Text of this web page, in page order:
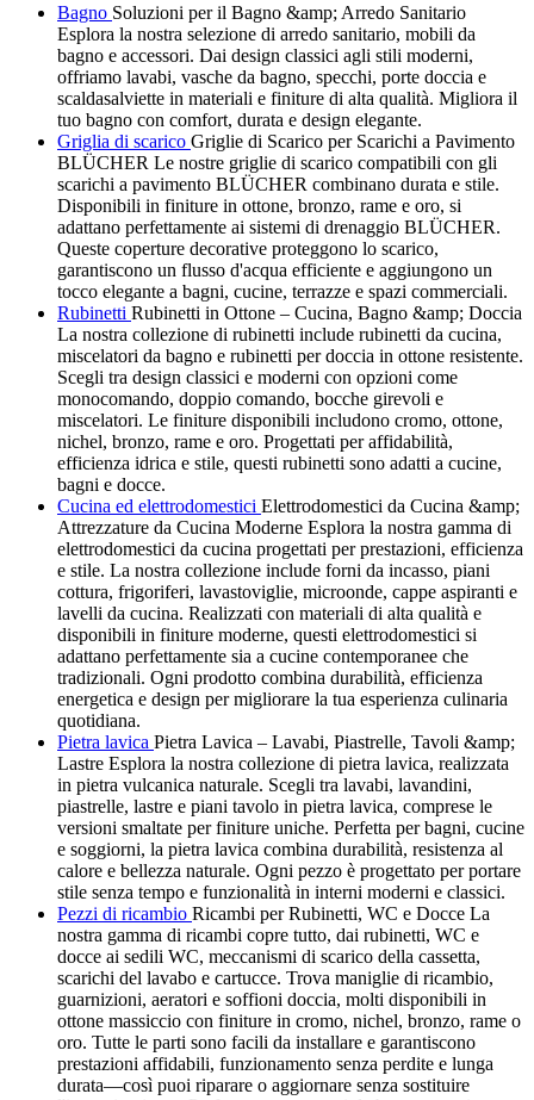
Bagno Soluzioni per il Bagno &amp; Arredo Sanitario
Esplora la nostra selezione di arredo sanitario, mobili da
bagno e accessori. Dai design classici agli stili moderni,
offriamo lavabi, vasche da bagno, specchi, porte doccia e
scaldasalviette in materiali e finiture di alta qualità. Migliora il
tuo bagno con comfort, durata e design elegante.
Griglia di scarico Griglie di Scarico per Scarichi a Pavimento
BLÜCHER Le nostre griglie di scarico compatibili con gli
scarichi a pavimento BLÜCHER combinano durata e stile.
Disponibili in finiture in ottone, bronzo, rame e oro, si
adattano perfettamente ai sistemi di drenaggio BLÜCHER.
Queste coperture decorative proteggono lo scarico,
garantiscono un flusso d'acqua efficiente e aggiungono un
tocco elegante a bagni, cucine, terrazze e spazi commerciali.
Rubinetti Rubinetti in Ottone – Cucina, Bagno &amp; Doccia
La nostra collezione di rubinetti include rubinetti da cucina,
miscelatori da bagno e rubinetti per doccia in ottone resistente.
Scegli tra design classici e moderni con opzioni come
monocomando, doppio comando, bocche girevoli e
miscelatori. Le finiture disponibili includono cromo, ottone,
nichel, bronzo, rame e oro. Progettati per affidabilità,
efficienza idrica e stile, questi rubinetti sono adatti a cucine,
bagni e docce.
Cucina ed elettrodomestici Elettrodomestici da Cucina &amp;
Attrezzature da Cucina Moderne Esplora la nostra gamma di
elettrodomestici da cucina progettati per prestazioni, efficienza
e stile. La nostra collezione include forni da incasso, piani
cottura, frigoriferi, lavastoviglie, microonde, cappe aspiranti e
lavelli da cucina. Realizzati con materiali di alta qualità e
disponibili in finiture moderne, questi elettrodomestici si
adattano perfettamente sia a cucine contemporanee che
tradizionali. Ogni prodotto combina durabilità, efficienza
energetica e design per migliorare la tua esperienza culinaria
quotidiana.
Pietra lavica Pietra Lavica – Lavabi, Piastrelle, Tavoli &amp;
Lastre Esplora la nostra collezione di pietra lavica, realizzata
in pietra vulcanica naturale. Scegli tra lavabi, lavandini,
piastrelle, lastre e piani tavolo in pietra lavica, comprese le
versioni smaltate per finiture uniche. Perfetta per bagni, cucine
e soggiorni, la pietra lavica combina durabilità, resistenza al
calore e bellezza naturale. Ogni pezzo è progettato per portare
stile senza tempo e funzionalità in interni moderni e classici.
Pezzi di ricambio Ricambi per Rubinetti, WC e Docce La
nostra gamma di ricambi copre tutto, dai rubinetti, WC e
docce ai sedili WC, meccanismi di scarico della cassetta,
scarichi del lavabo e cartucce. Trova maniglie di ricambio,
guarnizioni, aeratori e soffioni doccia, molti disponibili in
ottone massiccio con finiture in cromo, nichel, bronzo, rame o
oro. Tutte le parti sono facili da installare e garantiscono
prestazioni affidabili, funzionamento senza perdite e lunga
durata—così puoi riparare o aggiornare senza sostituire